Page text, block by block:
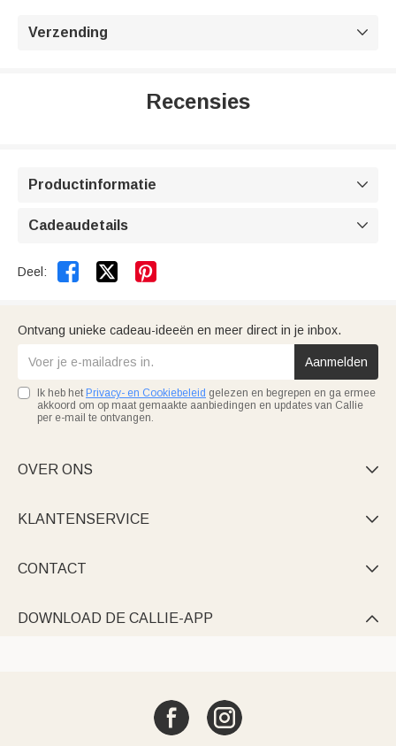
Verzending 
Recensies
Productinformatie 
Cadeaudetails 
Deel:  
Ontvang unieke cadeau-ideeën en meer direct in je inbox.
Aanmelden
Ik heb het Privacy- en Cookiebeleid gelezen en begrepen en ga ermee
akkoord om op maat gemaakte aanbiedingen en updates van Callie
per e-mail te ontvangen.
OVER ONS 
KLANTENSERVICE 
CONTACT 
DOWNLOAD DE CALLIE-APP 